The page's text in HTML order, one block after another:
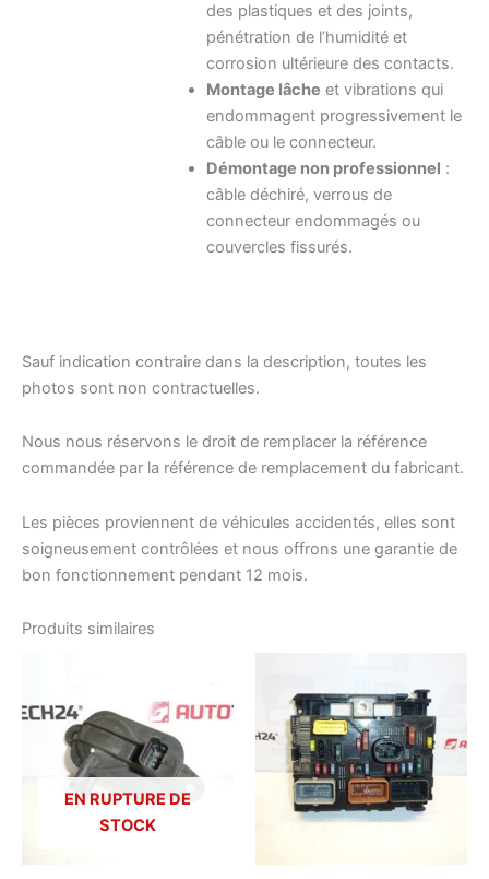
des plastiques et des joints,
pénétration de l’humidité et
corrosion ultérieure des contacts.
Montage lâche et vibrations qui
endommagent progressivement le
câble ou le connecteur.
Démontage non professionnel :
câble déchiré, verrous de
connecteur endommagés ou
couvercles fissurés.
Sauf indication contraire dans la description, toutes les
photos sont non contractuelles.
Nous nous réservons le droit de remplacer la référence
commandée par la référence de remplacement du fabricant.
Les pièces proviennent de véhicules accidentés, elles sont
soigneusement contrôlées et nous offrons une garantie de
bon fonctionnement pendant 12 mois.
Produits similaires
EN RUPTURE DE
STOCK